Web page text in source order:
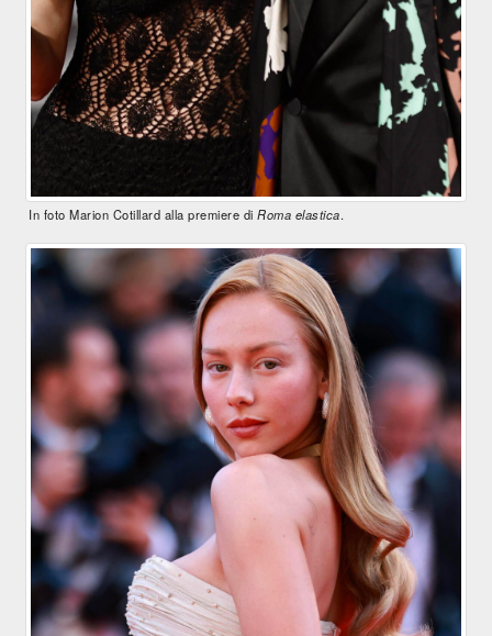
In foto Marion Cotillard alla premiere di Roma elastica.